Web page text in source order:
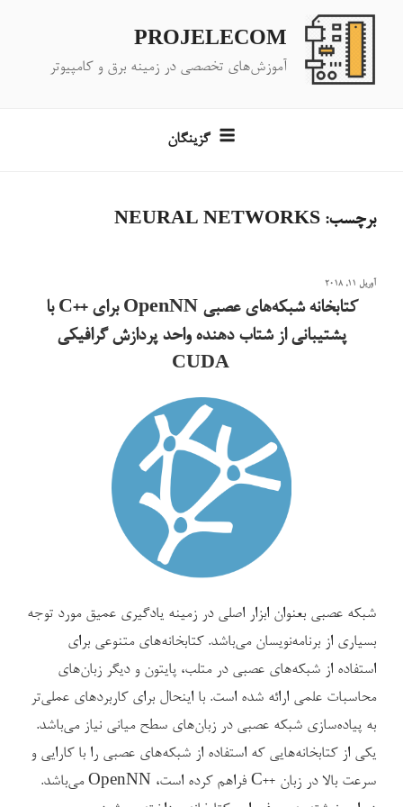
PROJELECOM
آموزش‌های تخصصی در زمینه برق و کامپیوتر
گزینگان
برچسب: NEURAL NETWORKS
نوشته‌شده
آوریل 11, 2018
کتابخانه شبکه‌های عصبی OpenNN برای ++C با
پشتیبانی از شتاب دهنده واحد پردازش گرافیکی
CUDA
شبکه عصبی بعنوان ابزار اصلی در زمینه یادگیری عمیق مورد توجه
بسیاری از برنامه‌نویسان می‌باشد. کتابخانه‌های متنوعی برای
استفاده از شبکه‌های عصبی در متلب، پایتون و دیگر زبان‌های
محاسبات علمی ارائه شده است. با اینحال برای کاربردهای عملی‌تر
به پیاده‌سازی شبکه عصبی در زبان‌های سطح میانی نیاز می‌باشد.
یکی از کتابخانه‌هایی که استفاده از شبکه‌های عصبی را با کارایی و
سرعت بالا در زبان ++C فراهم کرده است، OpenNN می‌باشد.